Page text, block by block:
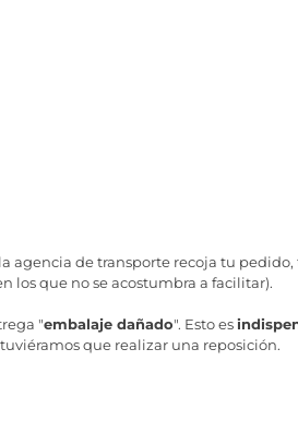
agencia de transporte recoja tu
los que no se acostumbra a facilitar).
"embalaje dañado". Esto es
que realizar una reposición.